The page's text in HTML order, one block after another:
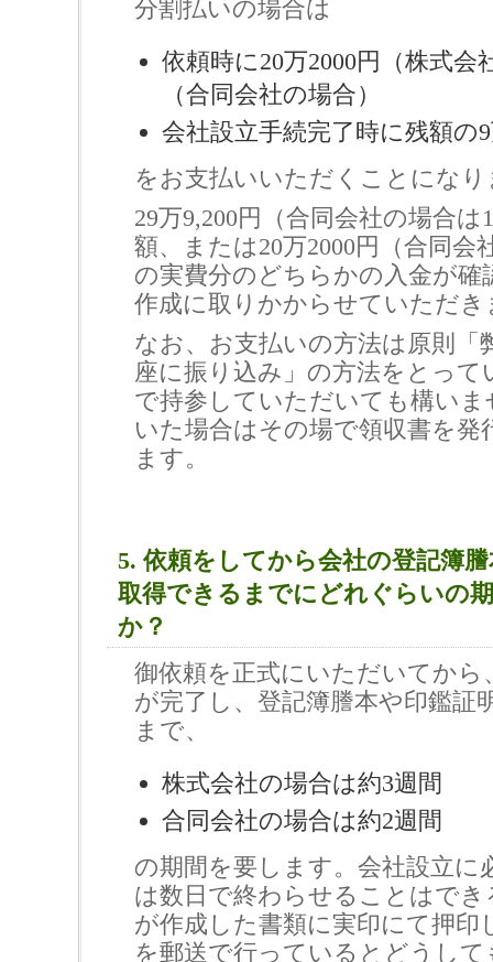
分割払いの場合は
依頼時に20万2000円（株式会
（合同会社の場合）
会社設立手続完了時に残額の
をお支払いいただくことになり
29万9,200円（合同会社の場合は
額、または20万2000円（合同会
の実費分のどちらかの入金が確
作成に取りかからせていただき
なお、お支払いの方法は原則「
座に振り込み」の方法をとって
で持参していただいても構い
いた場合はその場で領収書を発
ます。
5. 依頼をしてから会社の登記簿
取得できるまでにどれぐらいの
か？
御依頼を正式にいただいてから
が完了し、登記簿謄本や印鑑証
まで、
株式会社の場合は約3週間
合同会社の場合は約2週間
の期間を要します。会社設立に
は数日で終わらせることはで
が作成した書類に実印にて押印
を郵送で行っているとどうし